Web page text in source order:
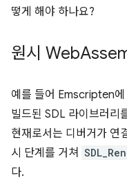
떻게 해야 하나요?
원시 Web
예를 들어 Emscripten에
빌드된 SDL 라이브러리
현재로서는 디버거가 연
시 단계를 거쳐
다.